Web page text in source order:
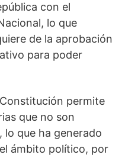
con el
lo que
de la aprobación
para poder
permite
que no son
lo que ha generado
ámbito político, por